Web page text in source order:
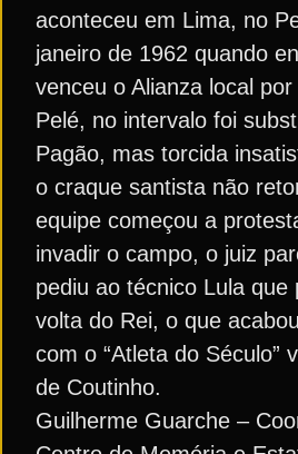
aconteceu em Lima, no
janeiro de 1962 quando
venceu o Alianza local
Pelé, no intervalo foi
Pagão, mas torcida
o craque santista não
equipe começou a
invadir o campo, o juiz
pediu ao técnico Lula que
volta do Rei, o que
com o “Atleta do Século”
de Coutinho.
Guilherme Guarche –